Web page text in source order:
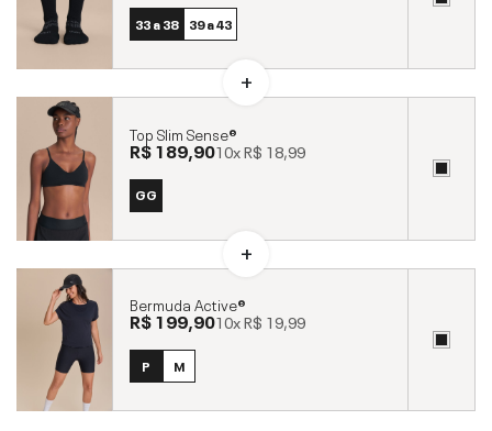
33 a 38 39 a 43
Top Slim Sense®
R$ 189,9010xR$ 18,99
GG
Bermuda Active®
R$ 199,9010xR$ 19,99
P M